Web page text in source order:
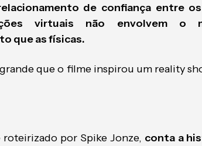
de confiança entre
virtuais não envolvem o
que as físicas.
que o filme inspirou um reality
por Spike Jonze, conta a